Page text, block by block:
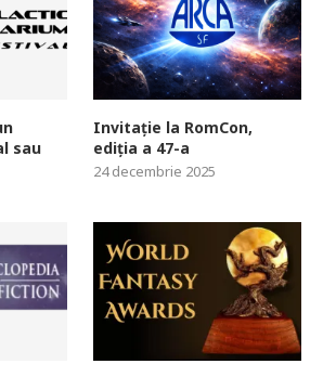
sau
Invitație la RomCon,
ediția a 47-a
24 decembrie 2025